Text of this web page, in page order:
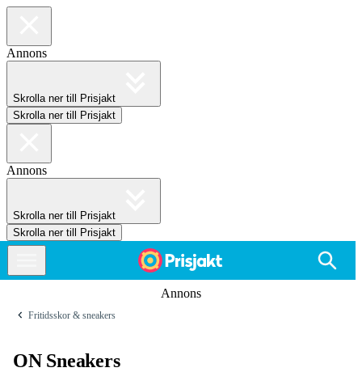
Annons
Skrolla ner till Prisjakt
Skrolla ner till Prisjakt
Annons
Skrolla ner till Prisjakt
Skrolla ner till Prisjakt
Annons
Fritidsskor & sneakers
ON Sneakers